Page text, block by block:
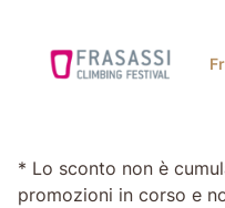
* Lo sconto non è
promozioni in corso e